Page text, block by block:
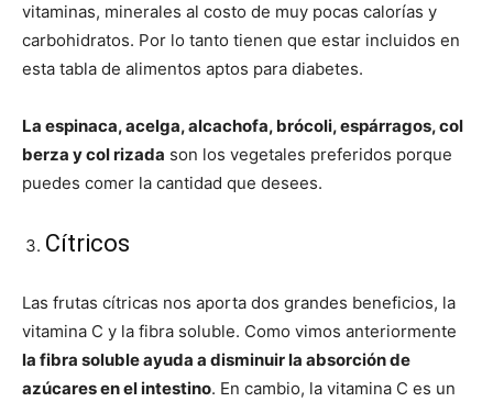
vitaminas, minerales al costo de muy pocas calorías y
carbohidratos. Por lo tanto tienen que estar incluidos en
esta tabla de alimentos aptos para diabetes.
La espinaca, acelga, alcachofa, brócoli, espárragos, col
berza y col rizada son los vegetales preferidos porque
puedes comer la cantidad que desees.
Cítricos
Las frutas cítricas nos aporta dos grandes beneficios, la
vitamina C y la fibra soluble. Como vimos anteriormente
la fibra soluble ayuda a disminuir la absorción de
azúcares en el intestino. En cambio, la vitamina C es un